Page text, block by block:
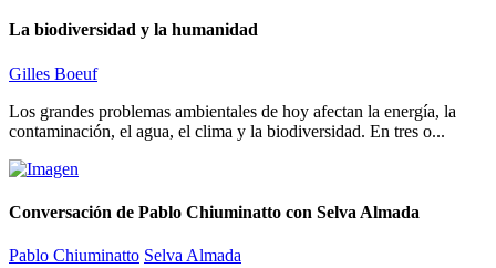
La biodiversidad y la humanidad
Gilles Boeuf
Los grandes problemas ambientales de hoy afectan la energía, la
contaminación, el agua, el clima y la biodiversidad. En tres o...
Conversación de Pablo Chiuminatto con Selva Almada
Pablo Chiuminatto Selva Almada